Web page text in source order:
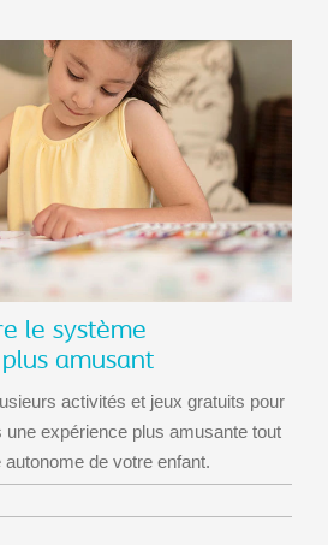
le système
amusant
activités et jeux gratuits pour
une expérience plus amusante tout
de votre enfant.